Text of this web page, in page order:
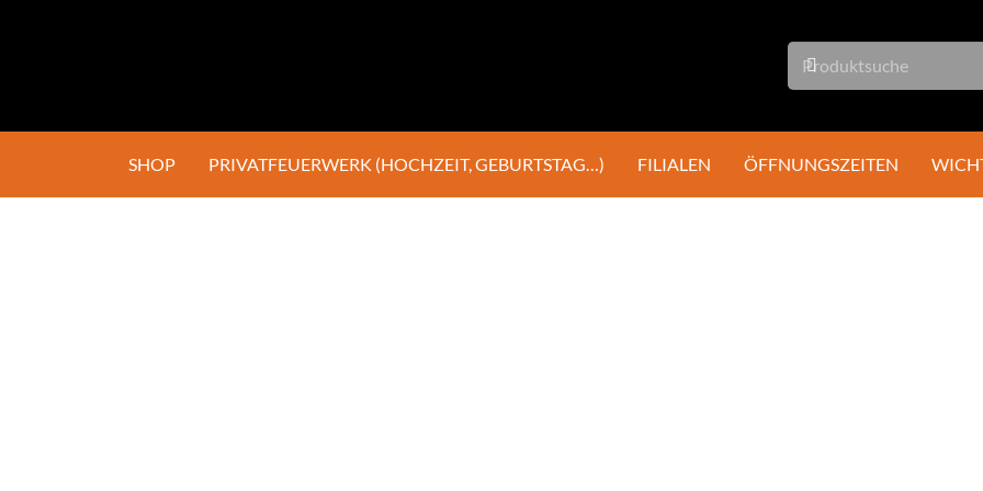
SHOP PRIVATFEUERWERK (HOCHZEIT, GEBURTSTAG…) FILIALEN ÖFFNUNGSZEITEN